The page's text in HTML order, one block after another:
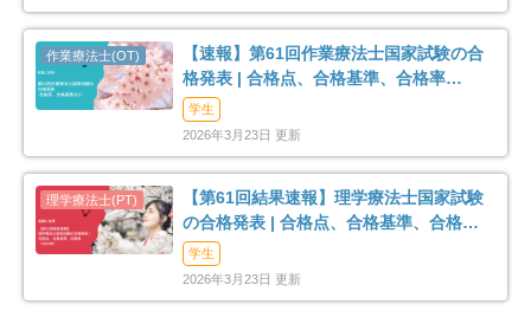
【速報】第61回作業療法士国家試験の合
格発表 | 合格点、合格基準、合格率
（2026年）
学生
2026年3月23日 更新
【第61回結果速報】理学療法士国家試験
の合格発表 | 合格点、合格基準、合格率
（2026年）
学生
2026年3月23日 更新